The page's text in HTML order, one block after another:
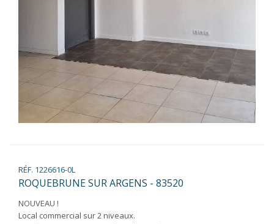
RÉF. 1226616-0L
ROQUEBRUNE SUR ARGENS - 83520
NOUVEAU !
Local commercial sur 2 niveaux.